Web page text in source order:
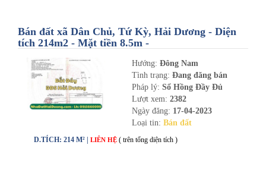
Bán đất xã Dân Chủ, Tứ Kỳ, Hải Dương - Diện
tích 214m2 - Mặt tiền 8.5m -
Hướng: Đông Nam
Tình trạng: Đang đăng bán
Pháp lý: Sổ Hồng Đầy Đủ
Lượt xem: 2382
Ngày đăng: 17-04-2023
Loại tin: Bán đất
D.TÍCH: 214 M² | LIÊN HỆ ( trên tổng diện tích )